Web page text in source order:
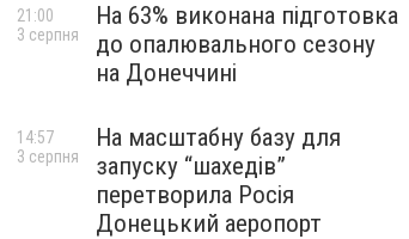
На 63% виконана підготовка
до опалювального сезону
на Донеччині
21:00
3 серпня
На масштабну базу для
запуску “шахедів”
перетворила Росія
Донецький аеропорт
14:57
3 серпня